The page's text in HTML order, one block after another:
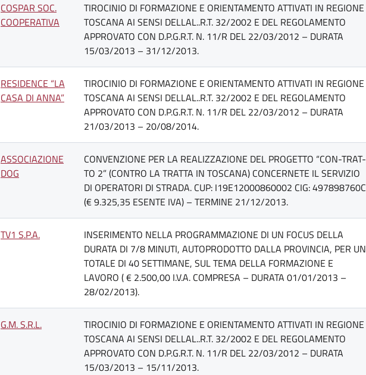
COSPAR SOC.
COOPERATIVA
TIROCINIO DI FORMAZIONE E ORIENTAMENTO ATTIVATI IN REGIONE
TOSCANA AI SENSI DELLAL..R.T. 32/2002 E DEL REGOLAMENTO
APPROVATO CON D.P.G.R.T. N. 11/R DEL 22/03/2012 – DURATA
15/03/2013 – 31/12/2013.
RESIDENCE “LA
CASA DI ANNA”
TIROCINIO DI FORMAZIONE E ORIENTAMENTO ATTIVATI IN REGIONE
TOSCANA AI SENSI DELLAL..R.T. 32/2002 E DEL REGOLAMENTO
APPROVATO CON D.P.G.R.T. N. 11/R DEL 22/03/2012 – DURATA
21/03/2013 – 20/08/2014.
ASSOCIAZIONE
DOG
CONVENZIONE PER LA REALIZZAZIONE DEL PROGETTO “CON-TRAT-
TO 2” (CONTRO LA TRATTA IN TOSCANA) CONCERNETE IL SERVIZIO
DI OPERATORI DI STRADA. CUP: I19E12000860002 CIG: 497898760C
(€ 9.325,35 ESENTE IVA) – TERMINE 21/12/2013.
TV1 S.P.A.
INSERIMENTO NELLA PROGRAMMAZIONE DI UN FOCUS DELLA
DURATA DI 7/8 MINUTI, AUTOPRODOTTO DALLA PROVINCIA, PER UN
TOTALE DI 40 SETTIMANE, SUL TEMA DELLA FORMAZIONE E
LAVORO ( € 2.500,00 I.V.A. COMPRESA – DURATA 01/01/2013 –
28/02/2013).
G.M. S.R.L.
TIROCINIO DI FORMAZIONE E ORIENTAMENTO ATTIVATI IN REGIONE
TOSCANA AI SENSI DELLAL..R.T. 32/2002 E DEL REGOLAMENTO
APPROVATO CON D.P.G.R.T. N. 11/R DEL 22/03/2012 – DURATA
15/03/2013 – 15/11/2013.